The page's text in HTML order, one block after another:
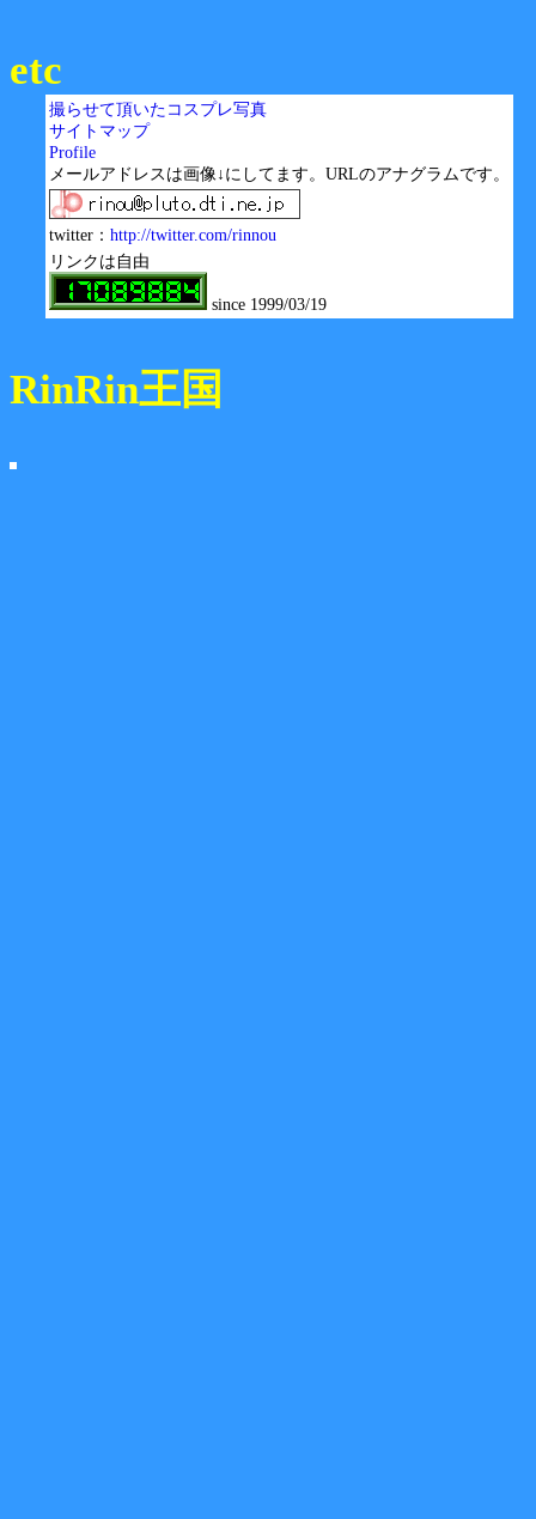
etc
撮らせて頂いたコスプレ写真
サイトマップ
Profile
メールアドレスは画像↓にしてます。URLのアナグラムです。
twitter： http://twitter.com/rinnou
リンクは自由
since 1999/03/19
RinRin王国